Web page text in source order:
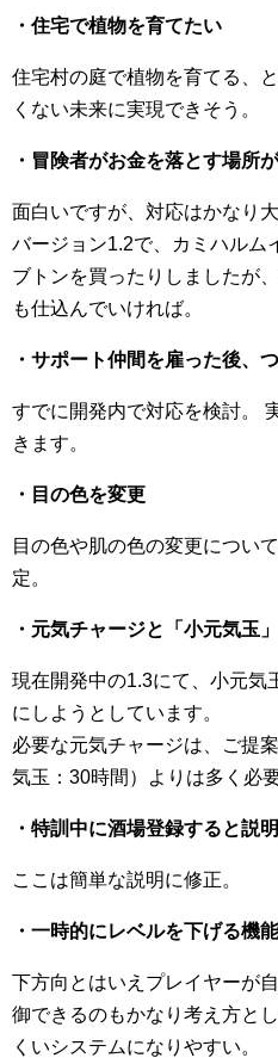
・住宅で植物を育てたい
住宅村の庭で植物を育てる、
くない未来に実現できそう。
・冒険者がお金を落とす場所
面白いですが、対応はかなり大
バージョン1.2で、カミハルム
ブトンを買ったりしましたが
も仕込んでいければ。
・サポート仲間を雇った後、
すでに開発内で対応を検討。
きます。
・目の色を変更
目の色や肌の色の変更につい
定。
・元気チャージと「小元気玉
現在開発中の1.3にて、小元気
にしようとしています。
必要な元気チャージは、ご提
気玉：30時間）よりは多く必要
・特訓中に酒場登録すると説
ここは簡単な説明に修正。
・一時的にレベルを下げる機能
下方向とはいえプレイヤーが
御できるのもかなり考え方と
くいシステムになりやすい。